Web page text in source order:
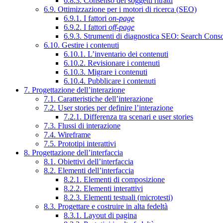
6.9. Ottimizzazione per i motori di ricerca (SEO)
6.9.1. I fattori on-page
6.9.2. I fattori off-page
6.9.3. Strumenti di diagnostica SEO: Search
6.10. Gestire i contenuti
6.10.1. L’inventario dei contenuti
6.10.2. Revisionare i contenuti
6.10.3. Migrare i contenuti
6.10.4. Pubblicare i contenuti
7. Progettazione dell’interazione
7.1. Caratteristiche dell’interazione
7.2. User stories per definire l’interazione
7.2.1. Differenza tra scenari e user stories
7.3. Flussi di interazione
7.4. Wireframe
7.5. Prototipi interattivi
8. Progettazione dell’interfaccia
8.1. Obiettivi dell’interfaccia
8.2. Elementi dell’interfaccia
8.2.1. Elementi di composizione
8.2.2. Elementi interattivi
8.2.3. Elementi testuali (microtesti)
8.3. Progettare e costruire in alta fedeltà
8.3.1. Layout di pagina